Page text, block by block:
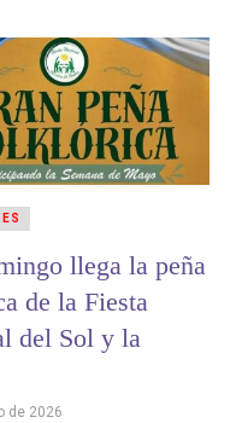
llega la peña
de la Fiesta
del Sol y la
de 2026